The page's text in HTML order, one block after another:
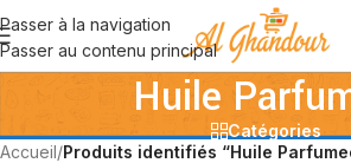
Passer à la navigation
Passer au contenu principal
Huile
Catégories
Accueil/Produits identifiés “Huile